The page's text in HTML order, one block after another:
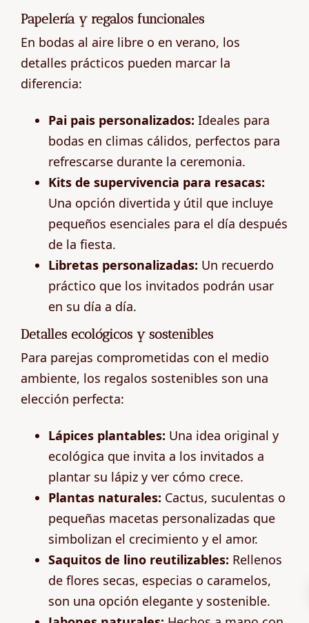
Papelería y regalos funcionales
En bodas al aire libre o en verano, los
detalles prácticos pueden marcar la
diferencia:
Pai pais personalizados: Ideales para
bodas en climas cálidos, perfectos para
refrescarse durante la ceremonia.
Kits de supervivencia para resacas:
Una opción divertida y útil que incluye
pequeños esenciales para el día después
de la fiesta.
Libretas personalizadas: Un recuerdo
práctico que los invitados podrán usar
en su día a día.
Detalles ecológicos y sostenibles
Para parejas comprometidas con el medio
ambiente, los regalos sostenibles son una
elección perfecta:
Lápices plantables: Una idea original y
ecológica que invita a los invitados a
plantar su lápiz y ver cómo crece.
Plantas naturales: Cactus, suculentas o
pequeñas macetas personalizadas que
simbolizan el crecimiento y el amor.
Saquitos de lino reutilizables: Rellenos
de flores secas, especias o caramelos,
son una opción elegante y sostenible.